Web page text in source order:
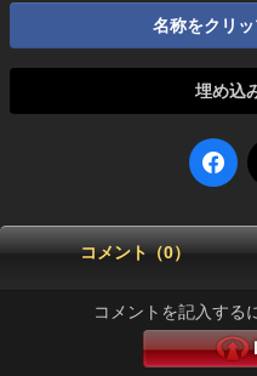
名称をクリ
埋め込
コメント（0）
コメントを記入する